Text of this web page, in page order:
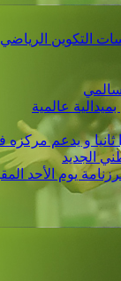
التكوين الرياضي
سالمي
الجديد